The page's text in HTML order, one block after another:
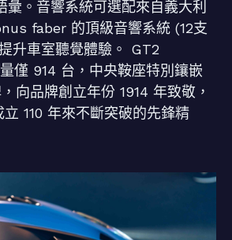
彙。音響系統可選配來自義大利
faber 的頂級音響系統 (12支
升車室聽覺體驗。 GT2
僅 914 台，中央鞍座特別鑲嵌
，向品牌創立年份 1914 年致敬，
110 年來不斷突破的先鋒精